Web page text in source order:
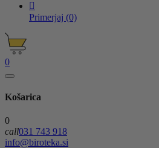

Primerjaj (0)
0
Košarica
0
call031 743 918
info@biroteka.si